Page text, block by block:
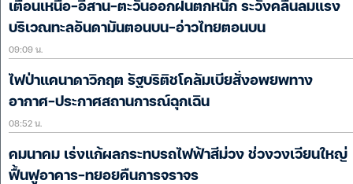
เตือนเหนือ-อีสาน-ตะวันออกฝนตกหนัก ระวังคลื่นลมแรง
บริเวณทะลอันดามันตอนบน-อ่าวไทยตอนบน
09:09 น.
ไฟป่าแคนาดาวิกฤต รัฐบริติชโคลัมเบียสั่งอพยพทาง
อากาศ-ประกาศสถานการณ์ฉุกเฉิน
08:52 น.
คมนาคม เร่งแก้ผลกระทบรถไฟฟ้าสีม่วง ช่วงวงเวียนใหญ่
ฟื้นฟูอาคาร-ทยอยคืนการจราจร